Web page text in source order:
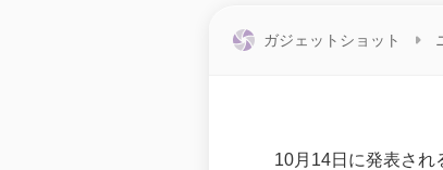
ガジェットショット
10月14日に発表され